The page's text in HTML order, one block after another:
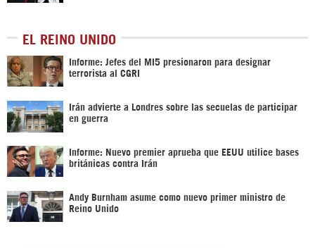
EL REINO UNIDO
Informe: Jefes del MI5 presionaron para designar
terrorista al CGRI
Irán advierte a Londres sobre las secuelas de participar
en guerra
Informe: Nuevo premier aprueba que EEUU utilice bases
británicas contra Irán
Andy Burnham asume como nuevo primer ministro de
Reino Unido